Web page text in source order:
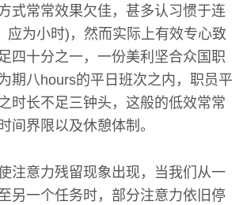
式常常效果欠佳，甚多认习惯于连
应为小时)，然而实际上有效专心致
四十分之一，一份美利坚合众国职
期八hours的平日班次之内，职员平
时长不足三钟头，这般的低效常常
间界限以及休憩体制。
注意力残留现象出现，当我们从一
另一个任务时，部分注意力依旧停